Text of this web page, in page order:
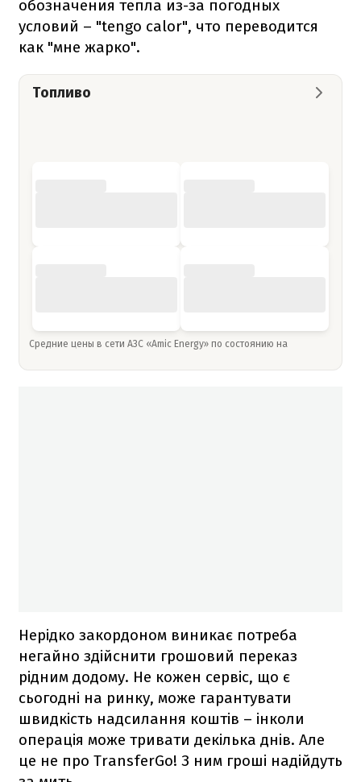
обозначения тепла из-за погодных
условий – "tengo calor", что переводится
как "мне жарко".
Топливо
Средние цены в сети АЗС «Amic Energy» по состоянию на
Нерідко закордоном виникає потреба
негайно здійснити грошовий переказ
рідним додому. Не кожен сервіс, що є
сьогодні на ринку, може гарантувати
швидкість надсилання коштів – інколи
операція може тривати декілька днів. Але
це не про TransferGo! З ним гроші надійдуть